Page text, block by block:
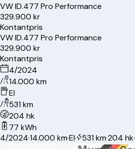
VWID.477 Pro Performance
329.900 kr
Kontantpris
VWID.477 Pro Performance
329.900 kr
Kontantpris
4/2024
14.000 km
El
531 km
204 hk
77 kWh
4/2024·14.000 km·El· 531 km·204 hk·